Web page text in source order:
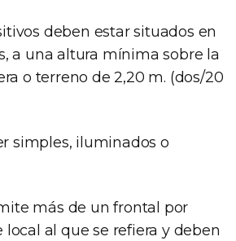
deben estar situados en
a una altura mínima sobre la
o terreno de 2,20 m. (dos/20
simples, iluminados o
más de un frontal por
local al que se refiera y deben